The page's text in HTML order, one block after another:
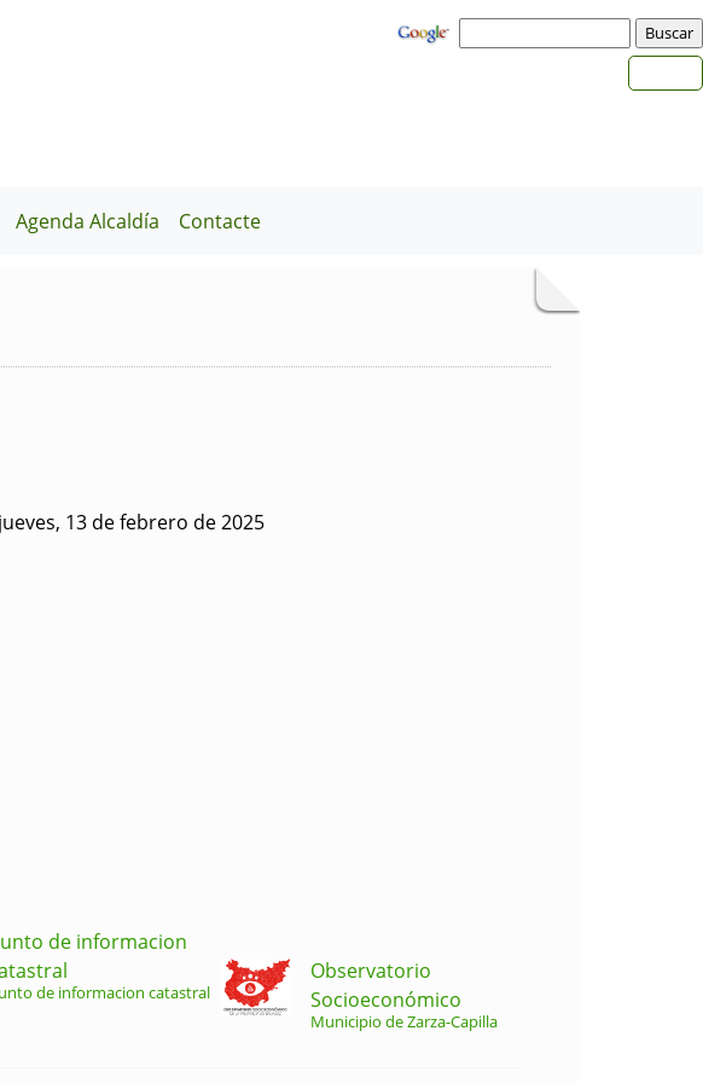
Agenda Alcaldía Contacte
13 de febrero de 2025
de informacion
de informacion catastral
Observatorio
Socioeconómico
Municipio de Zarza-Capilla